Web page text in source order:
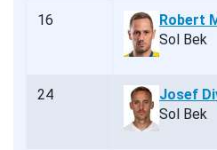
16
Robert
Sol Bek
24
Josef
Sol Bek